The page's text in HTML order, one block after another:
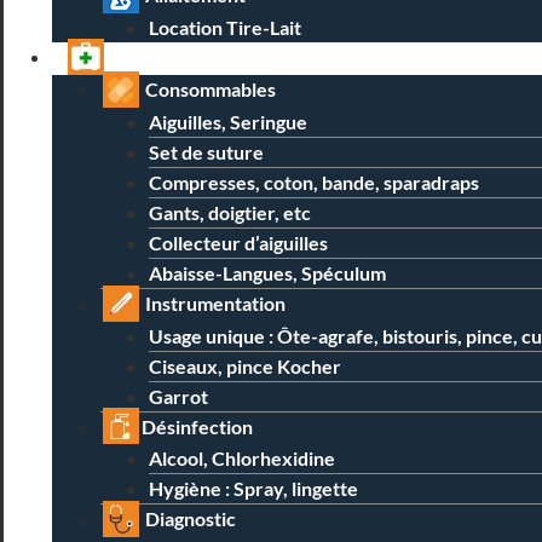
Location Tire-Lait
Consommables
Aiguilles, Seringue
Set de suture
Compresses, coton, bande, sparadraps
Gants, doigtier, etc
Collecteur d’aiguilles
Abaisse-Langues, Spéculum
Instrumentation
Usage unique : Ôte-agrafe, bistouris, pince,
Ciseaux, pince Kocher
Garrot
Désinfection
Alcool, Chlorhexidine
Hygiène : Spray, lingette
Diagnostic